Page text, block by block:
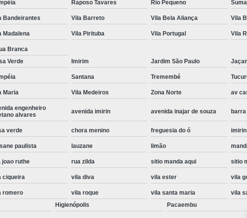
Instalação de Maquina de Lavar Roupa
Instalação para Maquina de Lavar Roupa
Instalar Maquina Lavar Roupa
Samsung Instalação Maquina de Lavar
Instalação de Lava e Seca Samsung
Instalação Lava e Seca
Instalação Lava e
Instalação Maquina Lava e Seca
Instalação Samsung Lava e Seca
Lava e Seca Samsung Instalação
Manutenção de Fogão
Manutenção de Fogão a
Manutenção de Fogão Electrolux
Raposo Tavares Rio Pequeno
Bandeirantes Vila Barreto Vila Bela Aliança Vila
Madalena Vila Pirituba Vila Portugal Vila
Branca
Verde Imirim Jardim São Paulo
Santana Tremembé
Maria Vila Medeiros Zona Norte av
engenheiro
alvares
avenida imirin avenida inajar de souza barra
verde chora menino freguesia do ó imirin
paulista lauzane limão
joao ruthe rua zilda sitio manda aqui sitio
ciqueira vila diva vila ester vila
romero vila roque vila santa maria
vila
Higienópolis Pacaembu